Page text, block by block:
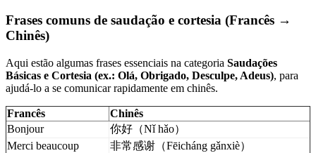
Frases comuns de saudação e cortesia (Francês →
Chinês)
Aqui estão algumas frases essenciais na categoria Saudações
Básicas e Cortesia (ex.: Olá, Obrigado, Desculpe, Adeus), para
ajudá-lo a se comunicar rapidamente em chinês.
Francês
Chinês
Bonjour
你好（Nǐ hǎo）
Merci beaucoup
非常感谢（Fēicháng gǎnxiè）